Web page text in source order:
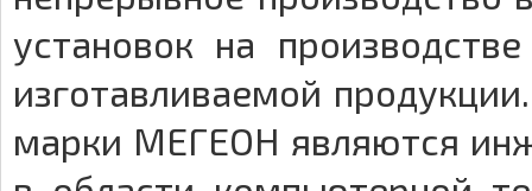
установок на
изготавливаемой
марки МЕГЕОН являются